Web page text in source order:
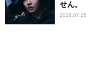
せん。
2026.07.25